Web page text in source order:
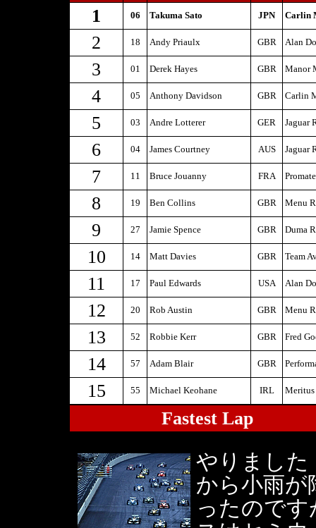
1 06 Takuma Sato JPN Carlin
2 18 Andy Priaulx GBR Alan
3 01 Derek Hayes GBR Manor
4 05 Anthony Davidson GBR Carlin
5 03 Andre Lotterer GER Jaguar
6 04 James Courtney AUS Jaguar
7 11 Bruce Jouanny FRA
8 19 Ben Collins GBR Menu
9 27 Jamie Spence GBR Duma
10 14 Matt Davies GBR Team
11 17 Paul Edwards USA Alan
12 20 Rob Austin GBR Menu
13 52 Robbie Kerr GBR Fred
14 57 Adam Blair GBR
15 55 Michael Keohane IRL
Fastest Lap
やりました
から小雨が
ったので